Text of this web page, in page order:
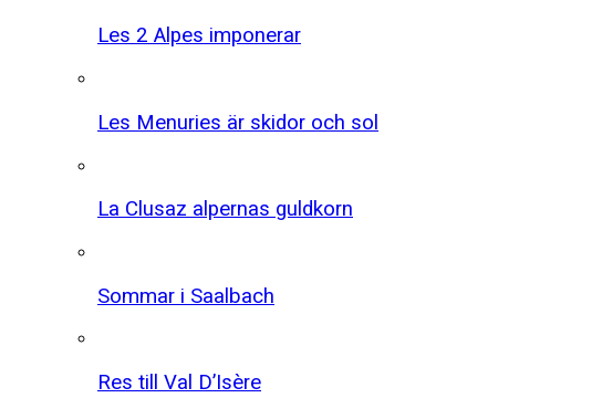
Les 2 Alpes imponerar
Les Menuries är skidor och sol
La Clusaz alpernas guldkorn
Sommar i Saalbach
Res till Val D’Isère